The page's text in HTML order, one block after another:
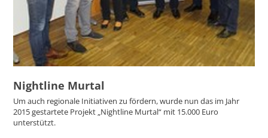
Nightline Murtal
Um auch regionale Initiativen zu fördern, wurde nun das im Jahr
2015 gestartete Projekt „Nightline Murtal“ mit 15.000 Euro
unterstützt.